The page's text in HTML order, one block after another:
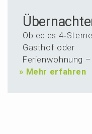
Ob edles
Gasthof oder
Ferien­woh­nung –
» Mehr erfahren